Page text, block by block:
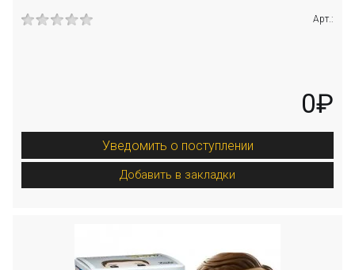
Арт.:
0₽
Уведомить о поступлении
Добавить в закладки